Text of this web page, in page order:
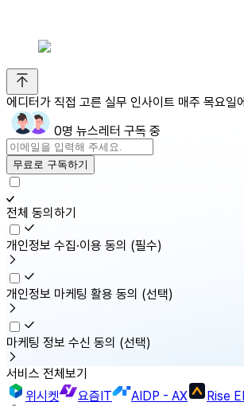
에디터가 직접 고른 실무 인사이트 매주 목요일
0명 뉴스레터 구독 중
무료로 구독하기
전체 동의하기
개인정보 수집·이용 동의 (필수)
개인정보 마케팅 활용 동의 (선택)
마케팅 정보 수신 동의 (선택)
서비스 전체보기
위시켓
요즘IT AIDP - AX Rise